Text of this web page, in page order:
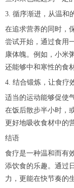
3. 循序渐进，从温和
在追求营养的同时，
尝试开始，通过食用
康体魄。例如，小米
还能够中和寒性的食
4. 结合锻炼，让食疗
适当的运动能够促使
在饭后散步半小时，
更好地吸收食材中的
结语
食疗是一种温和而有
添饮食的乐趣。通过
力，更能在快节奏的